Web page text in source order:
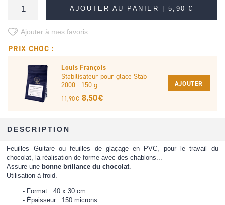
AJOUTER AU PANIER | 5,90 €
Ajouter à mes favoris
PRIX CHOC :
Louis François
Stabilisateur pour glace Stab
2000 - 150 g
11,90 € 8,50 €
AJOUTER
DESCRIPTION
Feuilles Guitare ou feuilles de glaçage en PVC, pour le travail du
chocolat, la réalisation de forme avec des chablons...
Assure une bonne brillance du chocolat.
Utilisation à froid.
Format : 40 x 30 cm
Épaisseur : 150 microns